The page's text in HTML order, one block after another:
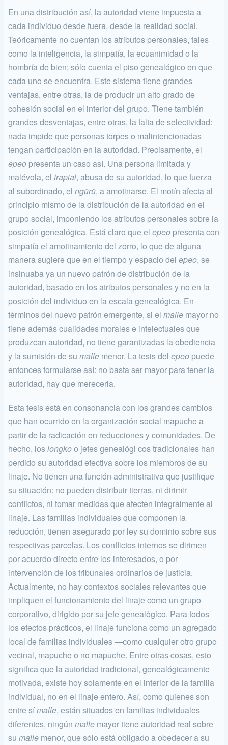
En una distribución así, la autoridad viene impuesta a
cada indi­viduo desde fuera, desde la realidad social.
Teóricamente no cuentan los atributos personales, tales
como la inteligencia, la simpatía, la ecua­nimidad o la
hombría de bien; sólo cuenta el piso genealógico en que
cada uno se encuentra. Este sistema tiene grandes
ventajas, entre otras, la de producir un alto grado de
cohesión social en el interior del gru­po. Tiene también
grandes desventajas, entre otras, la falta de selecti­vidad:
nada impide que personas torpes o malintencionadas
tengan participación en la autoridad. Precisamente, el
epeo presenta un caso así. Una persona limitada y
malévola, el trapial, abusa de su autoridad, lo que fuerza
al subordinado, el ngürü, a amotinarse. El motín afecta al
principio mismo de la distribución de la autoridad en el
grupo so­cial, imponiendo los atributos personales sobre la
posición genealógica. Está claro que el epeo presenta con
simpatía el amotinamiento del zo­rro, lo que de alguna
manera sugiere que en el tiempo y espacio del epeo, se
insinuaba ya un nuevo patrón de distribución de la
autoridad, basado en los atributos personales y no en la
posición del individuo en la escala genealógica. En
términos del nuevo patrón emergente, si el malle mayor no
tiene además cualidades morales e intelectuales que
produzcan autoridad, no tiene garantizadas la obediencia
y la sumisión de su malle menor. La tesis del epeo puede
entonces formularse así: no basta ser mayor para tener la
autoridad, hay que merecerla.
Esta tesis está en consonancia con los grandes cambios
que han ocurrido en la organización social mapuche a
partir de la radicación en reducciones y comunidades. De
hecho, loslongkoo jefes genealógi­ cos tradicionales han
perdido su autoridad efectiva sobre los miembros de su
linaje. No tienen una función administrativa que justifique
su situación: no pueden distribuir tierras, ni dirimir
conflictos, ni tomar medidas que afecten integralmente al
linaje. Las familias individuales que componen la
reducción, tienen asegurado por ley su dominio so­bre sus
respectivas parcelas. Los conflictos internos se dirimen
por acuerdo directo entre los interesados, o por
intervención de los tribu­nales ordinarios de justicia.
Actualmente, no hay contextos sociales re­levantes que
impliquen el funcionamiento del linaje como un grupo
corporativo, dirigido por su jefe genealógico. Para todos
los efectos prácticos, el linaje funciona como un agregado
local de familias indi­viduales —como cualquier otro grupo
vecinal, mapuche o no mapuche. Entre otras cosas, esto
significa que la autoridad tradicional, genealó­gicamente
motivada, existe hoy solamente en el interior de la familia
individual, no en el linaje entero. Así, como quienes son
entre símalle, están situados en familias individuales
diferentes, ningún malle mayor tiene autoridad real sobre
su malle menor, que sólo está obligado a obedecer a su